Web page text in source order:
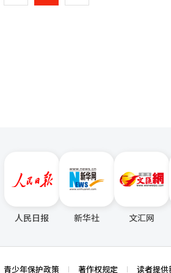
性支持。”※ 本报道经人工智能（AI）系统
人民日报 新华社 文汇网
青少年保护政策 著作权规定 读者提